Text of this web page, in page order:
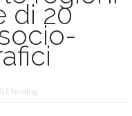
di 20
Eferding